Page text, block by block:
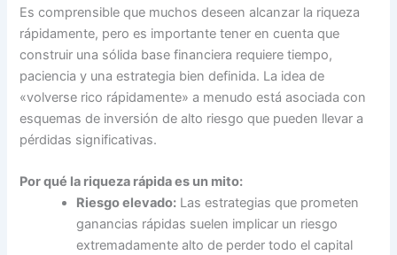
Es comprensible que muchos deseen alcanzar la riqueza
rápidamente, pero es importante tener en cuenta que
construir una sólida base financiera requiere tiempo,
paciencia y una estrategia bien definida. La idea de
«volverse rico rápidamente» a menudo está asociada con
esquemas de inversión de alto riesgo que pueden llevar a
pérdidas significativas.
Por qué la riqueza rápida es un mito:
Riesgo elevado: Las estrategias que prometen
ganancias rápidas suelen implicar un riesgo
extremadamente alto de perder todo el capital